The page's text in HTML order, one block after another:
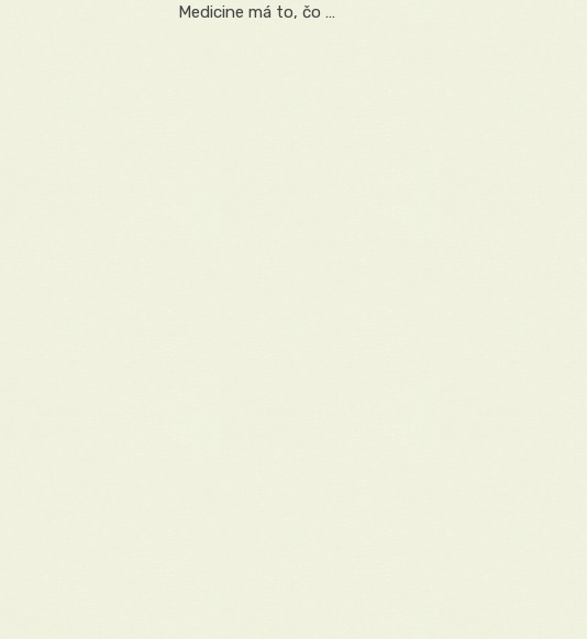
Medicine má to, čo …